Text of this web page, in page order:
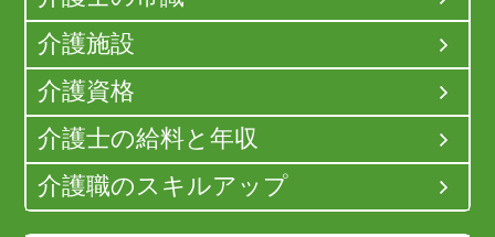
介護施設
介護資格
介護士の給料と年収
介護職のスキルアップ